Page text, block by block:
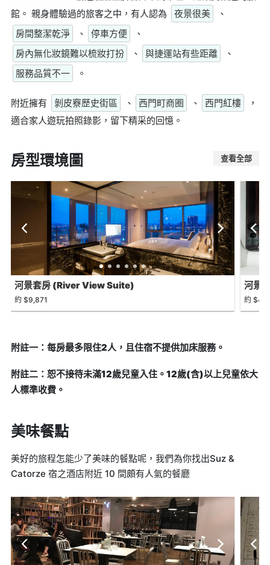
館。 親身體驗過的旅客之中，有人認為
夜景很美
、
房間整潔乾淨
、 停車方便
、
房內無化妝鏡難以梳妝打扮
、 與捷運站有些距離
、
服務品質不一
。
附近擁有 剝皮竂歷史街區 、 西門町商圈 、 西門紅樓
，
適合家人遊玩拍照錄影，留下精采的回憶。
房型環境圖 查看全部
河景套房 (River View Suite)
約 $9,871
河景
Bed)
約
附註一：每房最多限住2人，且住宿不提供加床服務。
附註二：恕不接待未滿12歲兒童入住。12歲(含)以上兒童依大
人標準收費。
美味餐點
美好的旅程怎能少了美味的餐點呢，我們為你找出Suz &
Catorze 宿之酒店附近 10 間頗有人氣的餐廳